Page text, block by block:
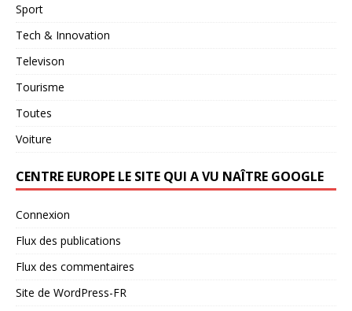
Sport
Tech & Innovation
Televison
Tourisme
Toutes
Voiture
CENTRE EUROPE LE SITE QUI A VU NAÎTRE GOOGLE
Connexion
Flux des publications
Flux des commentaires
Site de WordPress-FR